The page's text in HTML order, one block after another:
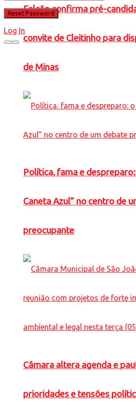
Falcão confirma pré-
convite de Cleitinho para
de Minas
Política, fama e
Caneta Azul” no centro de
preocupante
Câmara altera agenda e
prioridades e tensões
Log In